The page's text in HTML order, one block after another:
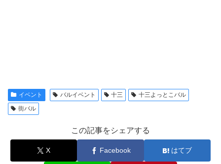
イベント バルイベント 十三
十三よっとこバル
街バル
この記事をシェアする
X Facebook はてブ